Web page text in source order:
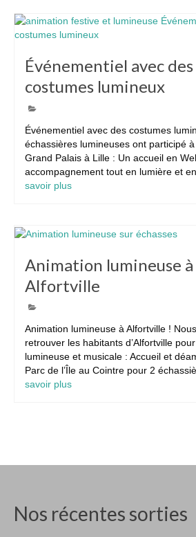
Événementiel avec des
costumes lumineux
Événementiel avec des costumes
échassières lumineuses ont participé
Grand Palais à Lille : Un accueil en
accompagnement tout en lumière et
savoir plus
Animation lumineuse à
Alfortville
Animation lumineuse à Alfortville !
retrouver les habitants d’Alfortville
lumineuse et musicale : Accueil et
Parc de l’Île au Cointre pour 2
savoir plus
Nos récentes sorties